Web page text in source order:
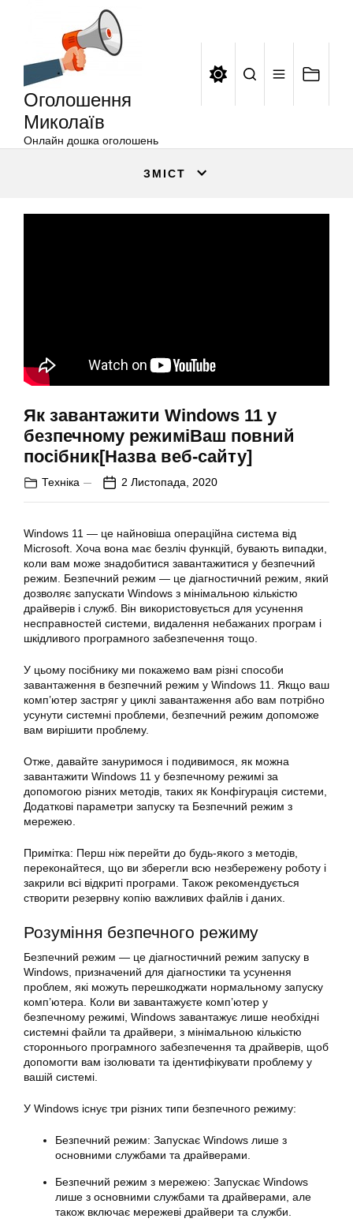
Оголошення
Миколаїв
Онлайн дошка оголошень
ЗМІСТ
Як завантажити Windows 11 у
безпечному режиміВаш повний
посібник[Назва веб-сайту]
Техніка 2 Листопада, 2020
Windows 11 — це найновіша операційна система від
Microsoft. Хоча вона має безліч функцій, бувають випадки,
коли вам може знадобитися завантажитися у безпечний
режим. Безпечний режим — це діагностичний режим, який
дозволяє запускати Windows з мінімальною кількістю
драйверів і служб. Він використовується для усунення
несправностей системи, видалення небажаних програм і
шкідливого програмного забезпечення тощо.
У цьому посібнику ми покажемо вам різні способи
завантаження в безпечний режим у Windows 11. Якщо ваш
комп’ютер застряг у циклі завантаження або вам потрібно
усунути системні проблеми, безпечний режим допоможе
вам вирішити проблему.
Отже, давайте зануримося і подивимося, як можна
завантажити Windows 11 у безпечному режимі за
допомогою різних методів, таких як Конфігурація системи,
Додаткові параметри запуску та Безпечний режим з
мережею.
Примітка: Перш ніж перейти до будь-якого з методів,
переконайтеся, що ви зберегли всю незбережену роботу і
закрили всі відкриті програми. Також рекомендується
створити резервну копію важливих файлів і даних.
Розуміння безпечного режиму
Безпечний режим — це діагностичний режим запуску в
Windows, призначений для діагностики та усунення
проблем, які можуть перешкоджати нормальному запуску
комп’ютера. Коли ви завантажуєте комп’ютер у
безпечному режимі, Windows завантажує лише необхідні
системні файли та драйвери, з мінімальною кількістю
стороннього програмного забезпечення та драйверів, щоб
допомогти вам ізолювати та ідентифікувати проблему у
вашій системі.
У Windows існує три різних типи безпечного режиму:
Безпечний режим: Запускає Windows лише з
основними службами та драйверами.
Безпечний режим з мережею: Запускає Windows
лише з основними службами та драйверами, але
також включає мережеві драйвери та служби.